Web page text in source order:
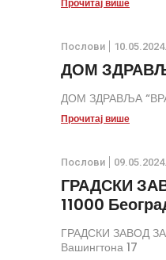
Прочитај више
Послови 10.05.2024.
ДОМ
ДОМ ЗДРАВЉА
Прочитај више
Послови 09.05.2024.
ГРАДСКИ
11000
ГРАДСКИ ЗАВОД
Вашингтона 17